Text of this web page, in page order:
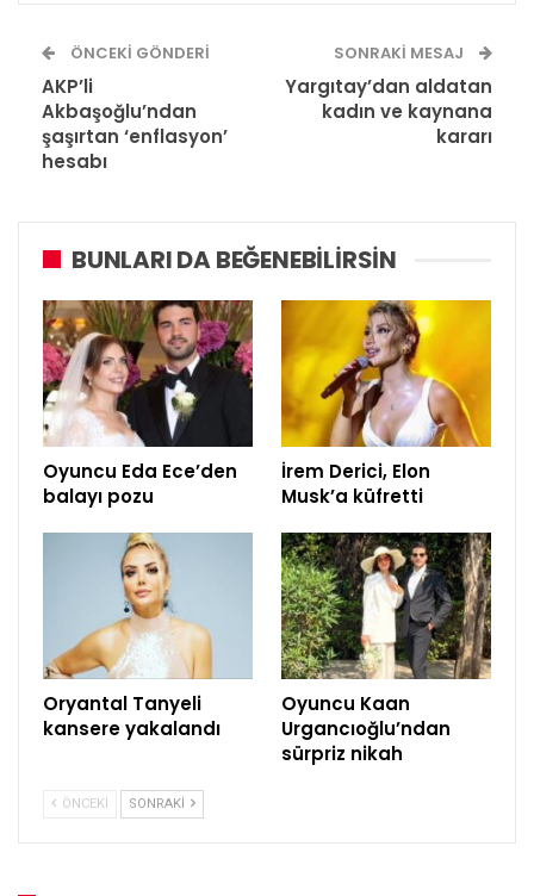
ÖNCEKI GÖNDERI
AKP’li
Akbaşoğlu’ndan
şaşırtan ‘enflasyon’
hesabı
SONRAKI MESAJ
Yargıtay’dan aldatan
kadın ve kaynana
kararı
BUNLARI DA BEĞENEBILIRSIN
Oyuncu Eda Ece’den
balayı pozu
İrem Derici, Elon
Musk’a küfretti
Oryantal Tanyeli
kansere yakalandı
Oyuncu Kaan
Urgancıoğlu’ndan
sürpriz nikah
ÖNCEKI SONRAKI